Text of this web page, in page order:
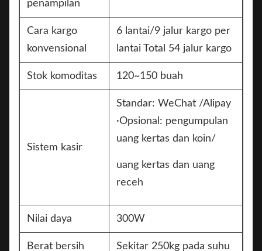
penampilan
Cara kargo
konvensional
6 lantai/9 jalur kargo per
lantai Total 54 jalur kargo
Stok komoditas 120~150 buah
Sistem kasir
Standar: WeChat /Alipay
·Opsional: pengumpulan
uang kertas dan koin/
uang kertas dan uang
receh
Nilai daya 300W
Berat bersih
Sekitar 250kg pada suhu